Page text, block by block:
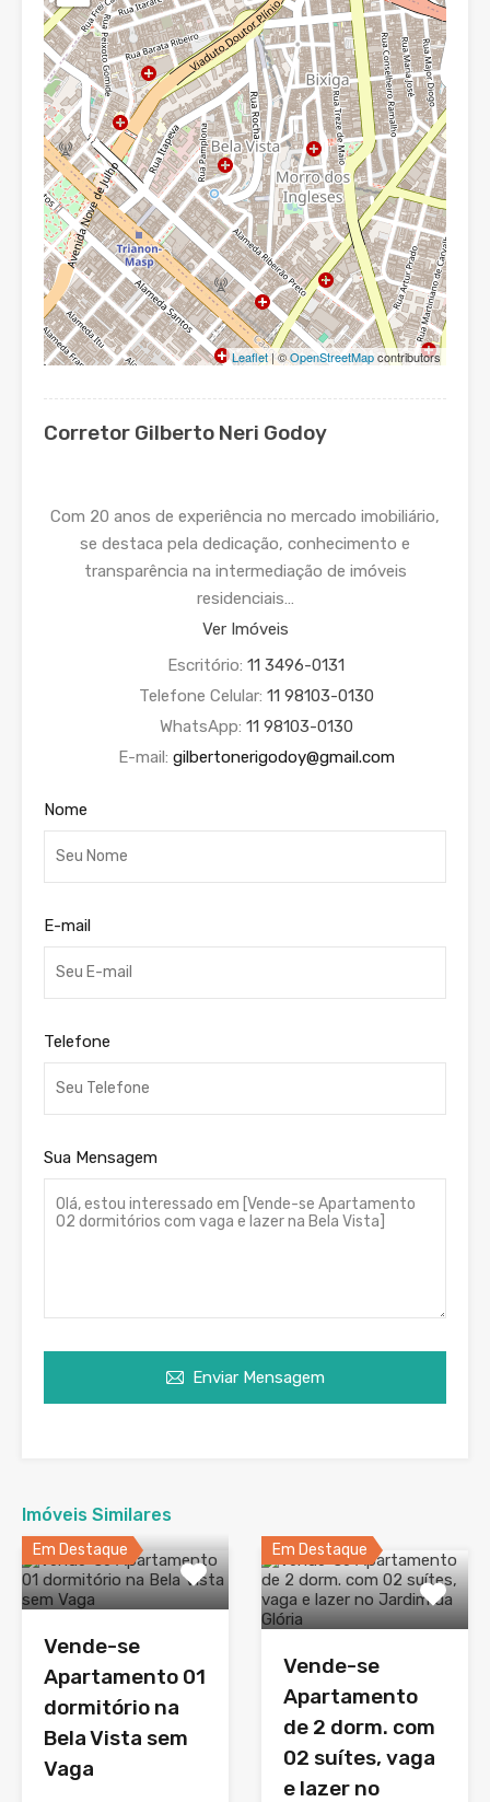
Leaflet| ©OpenStreetMapcontributors
Corretor Gilberto Neri Godoy
Com 20 anos de experiência no mercado imobiliário,
se destaca pela dedicação, conhecimento e
transparência na intermediação de imóveis
residenciais…
Ver Imóveis
Escritório: 11 3496-0131
Telefone Celular: 11 98103-0130
WhatsApp: 11 98103-0130
E-mail: gilbertonerigodoy@gmail.com
Nome
E-mail
Telefone
Sua Mensagem
Enviar Mensagem
Imóveis Similares
Em Destaque
Vende-se
Apartamento 01
dormitório na
Bela Vista sem
Vaga
Em Destaque
Vende-se
Apartamento
de 2 dorm. com
02 suítes, vaga
e lazer no